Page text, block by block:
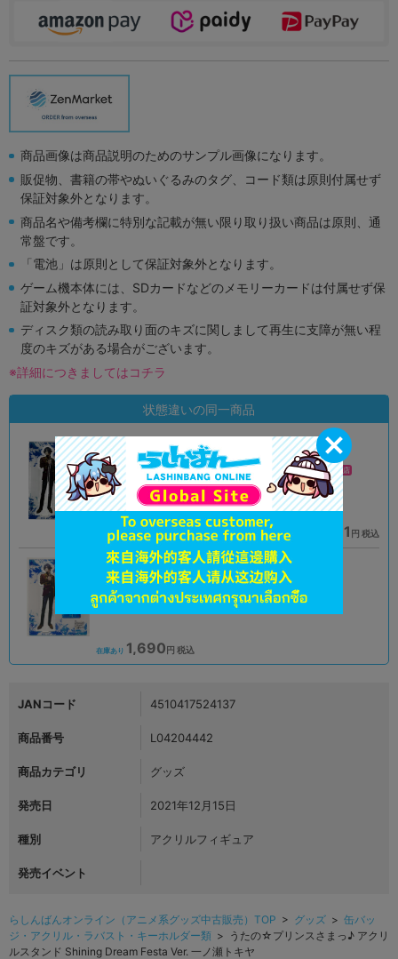
商品画像は商品説明のためのサンプル画像になります。
販促物、書籍の帯やぬいぐるみのタグ、コード類は原則付属せず
保証対象外となります。
商品名や備考欄に特別な記載が無い限り取り扱い商品は原則、通
常盤です。
「電池」は原則として保証対象外となります。
ゲーム機本体には、SDカードなどのメモリーカードは付属せず保
証対象外となります。
ディスク類の読み取り面のキズに関しまして再生に支障が無い程
度のキズがある場合がございます。
※詳細につきましてはコチラ
状態違いの同一商品
状態 : 未開封
イオンモール新利府店
在庫あり 2,750円 税込
状態 : A
横浜スカイビル店
在庫あり 1,791 円 税込
状態 :A
大宮店
在庫あり 1,690円 税込
JANコード 4510417524137
商品番号 L04204442
商品カテゴリ グッズ
発売日 2021年12月15日
種別 アクリルフィギュア
発売イベント
らしんばんオンライン（アニメ系グッズ中古販売）TOP > グッズ > 缶バッ
ジ・アクリル・ラバスト・キーホルダー類 > うたの☆プリンスさまっ♪ アクリ
ルスタンド Shining Dream Festa Ver. 一ノ瀬トキヤ